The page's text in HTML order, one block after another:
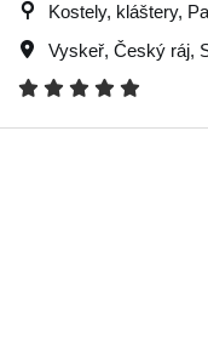
Kostely, kláštery,
Vyskeř, Český ráj,